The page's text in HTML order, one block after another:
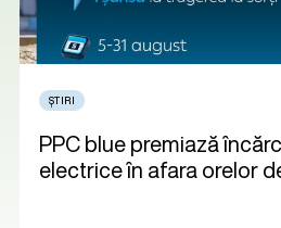
ȘTIRI
PPC blue premiază
electrice în afara orelor